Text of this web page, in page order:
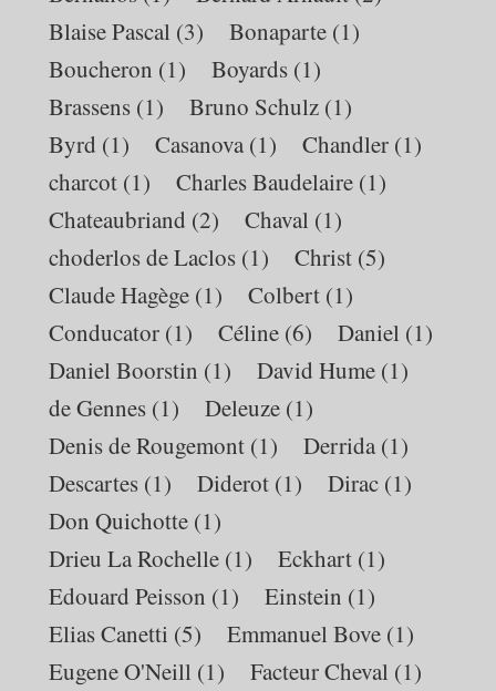
Blaise Pascal (3) Bonaparte (1)
Boucheron (1) Boyards (1)
Brassens (1) Bruno Schulz (1)
Byrd (1) Casanova (1) Chandler (1)
charcot (1) Charles Baudelaire (1)
Chateaubriand (2) Chaval (1)
choderlos de Laclos (1) Christ (5)
Claude Hagège (1) Colbert (1)
Conducator (1) Céline (6) Daniel (1)
Daniel Boorstin (1) David Hume (1)
de Gennes (1) Deleuze (1)
Denis de Rougemont (1) Derrida (1)
Descartes (1) Diderot (1) Dirac (1)
Don Quichotte (1)
Drieu La Rochelle (1) Eckhart (1)
Edouard Peisson (1) Einstein (1)
Elias Canetti (5) Emmanuel Bove (1)
Eugene O'Neill (1) Facteur Cheval (1)